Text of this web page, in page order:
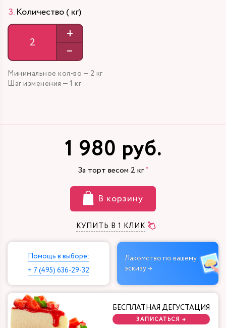
Количество ( кг)
+
–
Минимальное кол-во — 2 кг
Шаг изменения — 1 кг
1 980 руб.
За торт весом 2 кг
В корзину
КУПИТЬ В 1 КЛИК
Помощь в выборе:
+ 7 (495) 636-29-32
Лакомство по вашему
эскизу →
БЕСПЛАТНАЯ ДЕГУСТАЦИЯ
ЗАПИСАТЬСЯ →